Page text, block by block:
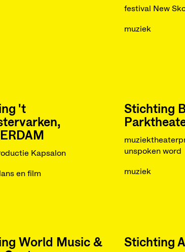
festival New
muziek
't
Kapsalon
en film
Stichting
unspoken word
muziek
World Music &
Stichting